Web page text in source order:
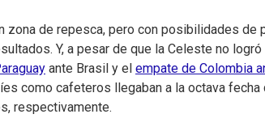
zona de repesca, pero con posibilidades de
Y, a pesar de que la Celeste no logró
ante Brasil y el empate de Colombia
como cafeteros llegaban a la octava fecha
respectivamente.